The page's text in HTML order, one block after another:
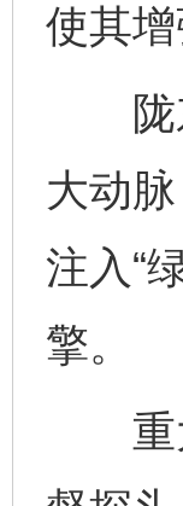
使其
陇东
大动
注入“
擎。
重大